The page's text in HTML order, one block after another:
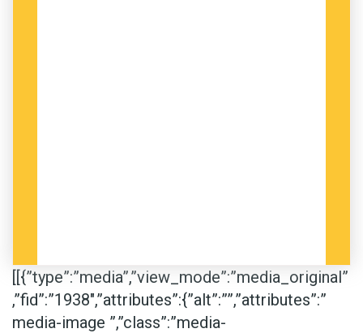
[[{”type”:”media”,”view_mode”:”media_original”
,”fid”:”1938″,”attributes”:{”alt”:””,”attributes”:”
media-image ”,”class”:”media-